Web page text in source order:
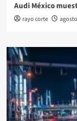
Audi México
rayo corte